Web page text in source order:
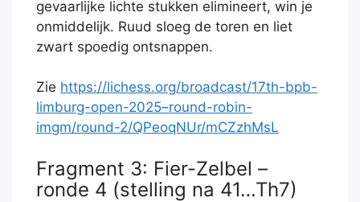
gevaarlijke lichte stukken elimineert, win je
onmiddelijk. Ruud sloeg de toren en liet
zwart spoedig ontsnappen.
Zie https://lichess.org/broadcast/17th-bpb-
limburg-open-2025–round-robin-
imgm/round-2/QPeoqNUr/mCZzhMsL
Fragment 3: Fier-Zelbel –
ronde 4 (stelling na 41…Th7)